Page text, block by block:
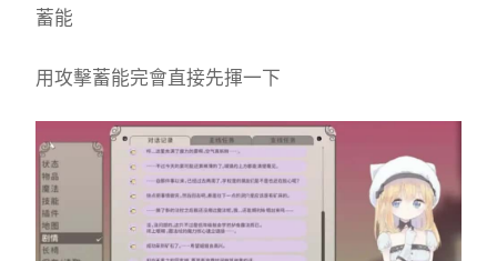
蓄能
用攻擊蓄能完會直接先揮一下